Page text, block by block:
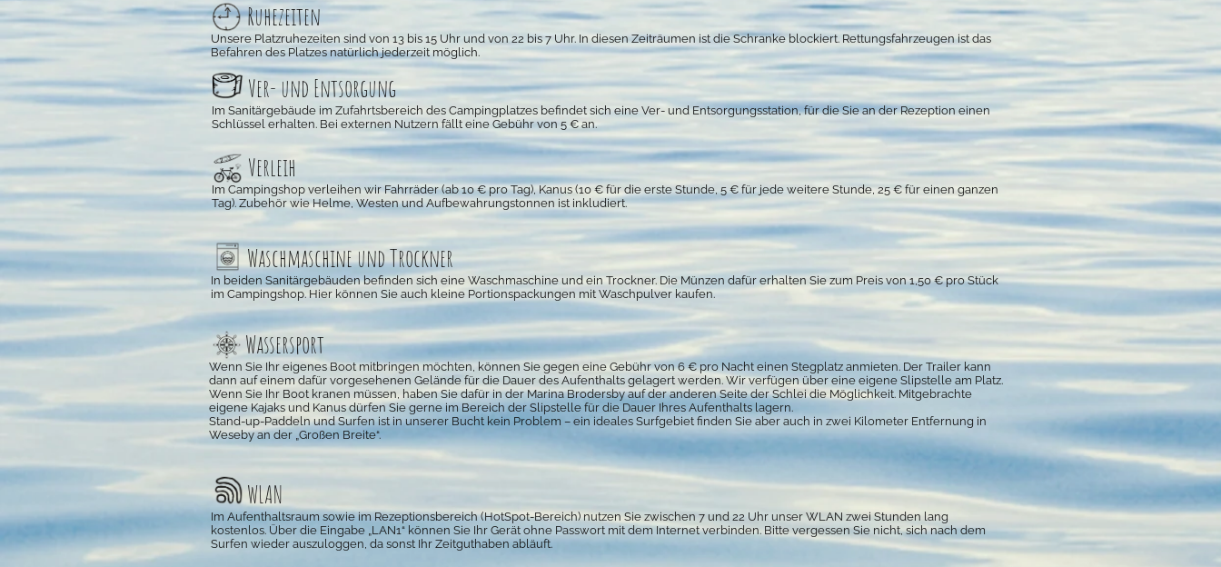
Ruhezeiten
Unsere Platzruhezeiten sind von 13 bis 15 Uhr und von 22 bis 7 Uhr. In diesen Zeiträumen ist die Schranke blockiert. Rettungsfahrzeugen ist das
Befahren des Platzes natürlich jederzeit möglich.
Ver- und Entsorgung
Im Sanitärgebäude im Zufahrtsbereich des Campingplatzes befindet sich eine Ver- und Entsorgungsstation, für die Sie an der Rezeption einen
Schlüssel erhalten. Bei externen Nutzern fällt eine Gebühr von 5 € an.
Verleih
Im Campingshop verleihen wir Fahrräder (ab 10€ pro Tag), Kanus (10 € für die erste Stunde, 5 € für jede weitere Stunde, 25 € für einen ganzen
Tag). Zubehör wie Helme, Westen und Aufbewahrungstonnen ist inkludiert.
Waschmaschine und Trockner
In beiden Sanitärgebäuden befinden sich eine Waschmaschine und ein Trockner. Die Münzen dafür erhalten Sie zum Preis von 1,50 € pro Stück
im Campingshop. Hier können Sie auch kleine Portionspackungen mit Waschpulver kaufen.
Wassersport
Wenn Sie Ihr eigenes Boot mitbringen möchten, können Sie gegen eine Gebühr von 6 € pro Nacht einen Stegplatz anmieten. Der Trailer kann
dann auf einem dafür vorgesehenen Gelände für die Dauer des Aufenthalts gelagert werden. Wir verfügen über eine eigene Slipstelle am Platz.
Wenn Sie Ihr Boot kranen müssen, haben Sie dafür in der Marina Brodersby auf der anderen Seite der Schlei die Möglichkeit. Mitgebrachte
eigene Kajaks und Kanus dürfen Sie gerne im Bereich der Slipstelle für die Dauer Ihres Aufenthalts lagern.
Stand-up-Paddeln und Surfen ist in unserer Bucht kein Problem – ein ideales Surfgebiet finden Sie aber auch in zwei Kilometer Entfernung in
Weseby an der „Großen Breite“.
WLAN
Im Aufenthaltsraum sowie im Rezeptionsbereich (HotSpot-Bereich) nutzen Sie zwischen 7 und 22 Uhr unser WLAN zwei Stunden lang
kostenlos. Über die Eingabe „LAN1“ können Sie Ihr Gerät ohne Passwort mit dem Internet verbinden. Bitte vergessen Sie nicht, sich nach dem
Surfen wieder auszuloggen, da sonst Ihr Zeitguthaben abläuft.